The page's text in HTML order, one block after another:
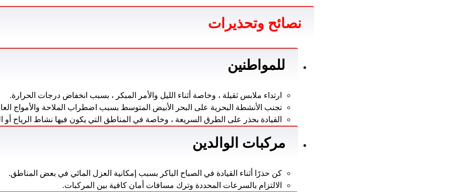
نصائح وتحذيرات
للمواطنين
ارتداء ملابس ثقيلة ، وخاصة أثناء الليل والأمر المبكر ، بسبب انخفاض درجات الحرارة.
تجنب الأنشطة البحرية على البحر الأبيض المتوسط ​​بسبب اضطراب الملاحة والأمواج
القيادة بحذر على الطرق السريعة ، وخاصة في المناطق التي يكون فيها نشاط الرياح أو
مركبات الوالدين
كن حذرًا أثناء القيادة في الصباح الباكر بسبب إمكانية العزل المائي في بعض المناطق.
الالتزام بالسرعات المحددة وترك مسافات أمان كافية بين المركبات.